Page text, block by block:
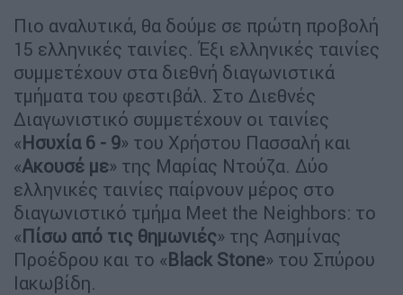
Πιο αναλυτικά, θα δούμε σε πρώτη προβολή
15 ελληνικές ταινίες. Έξι ελληνικές ταινίες
συμμετέχουν στα διεθνή διαγωνιστικά
τμήματα του φεστιβάλ. Στο Διεθνές
Διαγωνιστικό συμμετέχουν οι ταινίες
«Ησυχία 6 - 9» του Χρήστου Πασσαλή και
«Ακουσέ με» της Μαρίας Ντούζα. Δύο
ελληνικές ταινίες παίρνουν μέρος στο
διαγωνιστικό τμήμα Meet the Neighbors: το
«Πίσω από τις θημωνιές» της Ασημίνας
Προέδρου και το «Black Stone» του Σπύρου
Ιακωβίδη.